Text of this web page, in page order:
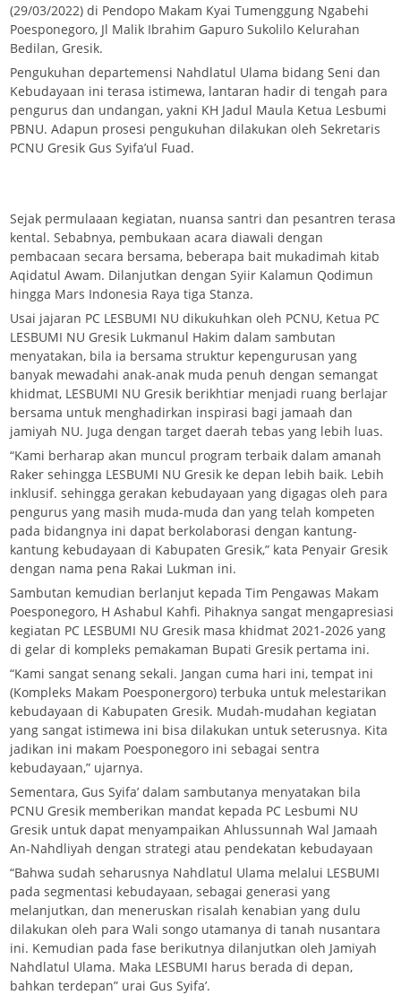
(29/03/2022) di Pendopo Makam Kyai Tumenggung Ngabehi
Poesponegoro, Jl Malik Ibrahim Gapuro Sukolilo Kelurahan
Bedilan, Gresik.
Pengukuhan departemensi Nahdlatul Ulama bidang Seni dan
Kebudayaan ini terasa istimewa, lantaran hadir di tengah para
pengurus dan undangan, yakni KH Jadul Maula Ketua Lesbumi
PBNU. Adapun prosesi pengukuhan dilakukan oleh Sekretaris
PCNU Gresik Gus Syifa’ul Fuad.
Sejak permulaaan kegiatan, nuansa santri dan pesantren terasa
kental. Sebabnya, pembukaan acara diawali dengan
pembacaan secara bersama, beberapa bait mukadimah kitab
Aqidatul Awam. Dilanjutkan dengan Syiir Kalamun Qodimun
hingga Mars Indonesia Raya tiga Stanza.
Usai jajaran PC LESBUMI NU dikukuhkan oleh PCNU, Ketua PC
LESBUMI NU Gresik Lukmanul Hakim dalam sambutan
menyatakan, bila ia bersama struktur kepengurusan yang
banyak mewadahi anak-anak muda penuh dengan semangat
khidmat, LESBUMI NU Gresik berikhtiar menjadi ruang berlajar
bersama untuk menghadirkan inspirasi bagi jamaah dan
jamiyah NU. Juga dengan target daerah tebas yang lebih luas.
“Kami berharap akan muncul program terbaik dalam amanah
Raker sehingga LESBUMI NU Gresik ke depan lebih baik. Lebih
inklusif. sehingga gerakan kebudayaan yang digagas oleh para
pengurus yang masih muda-muda dan yang telah kompeten
pada bidangnya ini dapat berkolaborasi dengan kantung-
kantung kebudayaan di Kabupaten Gresik,” kata Penyair Gresik
dengan nama pena Rakai Lukman ini.
Sambutan kemudian berlanjut kepada Tim Pengawas Makam
Poesponegoro, H Ashabul Kahfi. Pihaknya sangat mengapresiasi
kegiatan PC LESBUMI NU Gresik masa khidmat 2021-2026 yang
di gelar di kompleks pemakaman Bupati Gresik pertama ini.
“Kami sangat senang sekali. Jangan cuma hari ini, tempat ini
(Kompleks Makam Poesponergoro) terbuka untuk melestarikan
kebudayaan di Kabupaten Gresik. Mudah-mudahan kegiatan
yang sangat istimewa ini bisa dilakukan untuk seterusnya. Kita
jadikan ini makam Poesponegoro ini sebagai sentra
kebudayaan,” ujarnya.
Sementara, Gus Syifa’ dalam sambutanya menyatakan bila
PCNU Gresik memberikan mandat kepada PC Lesbumi NU
Gresik untuk dapat menyampaikan Ahlussunnah Wal Jamaah
An-Nahdliyah dengan strategi atau pendekatan kebudayaan
“Bahwa sudah seharusnya Nahdlatul Ulama melalui LESBUMI
pada segmentasi kebudayaan, sebagai generasi yang
melanjutkan, dan meneruskan risalah kenabian yang dulu
dilakukan oleh para Wali songo utamanya di tanah nusantara
ini. Kemudian pada fase berikutnya dilanjutkan oleh Jamiyah
Nahdlatul Ulama. Maka LESBUMI harus berada di depan,
bahkan terdepan” urai Gus Syifa’.